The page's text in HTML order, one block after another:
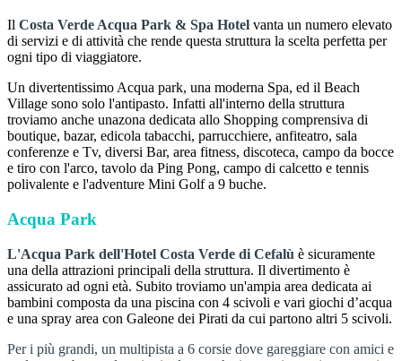
Il Costa Verde Acqua Park & Spa Hotel vanta un numero elevato
di servizi e di attività che rende questa struttura la scelta perfetta per
ogni tipo di viaggiatore.
Un divertentissimo Acqua park, una moderna Spa, ed il Beach
Village sono solo l'antipasto. Infatti all'interno della struttura
troviamo anche unazona dedicata allo Shopping comprensiva di
boutique, bazar, edicola tabacchi, parrucchiere, anfiteatro, sala
conferenze e Tv, diversi Bar, area fitness, discoteca, campo da bocce
e tiro con l'arco, tavolo da Ping Pong, campo di calcetto e tennis
polivalente e l'adventure Mini Golf a 9 buche.
Acqua Park
L'Acqua Park dell'Hotel Costa Verde di Cefalù è sicuramente
una della attrazioni principali della struttura. Il divertimento è
assicurato ad ogni età. Subito troviamo un'ampia area dedicata ai
bambini composta da una piscina con 4 scivoli e vari giochi d’acqua
e una spray area con Galeone dei Pirati da cui partono altri 5 scivoli.
Per i più grandi, un multipista a 6 corsie dove gareggiare con amici e